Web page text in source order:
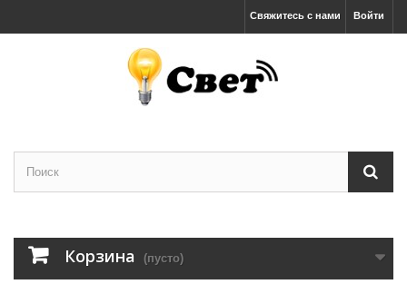
Войти
Свяжитесь с нами
Корзина (пусто)